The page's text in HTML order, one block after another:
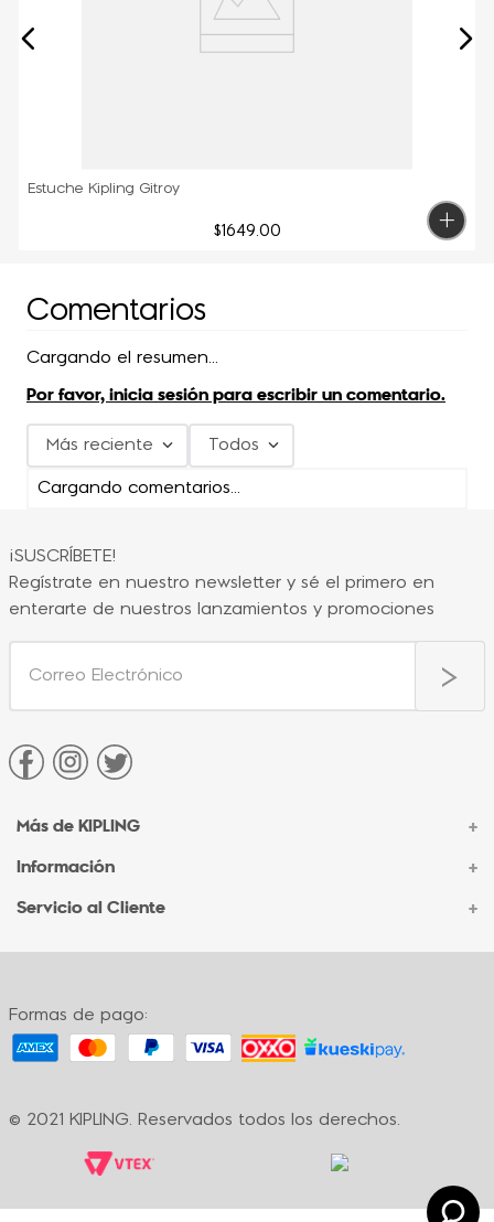
Estuche Kipling Gitroy
$1649.00
Comentarios
Cargando el resumen…
Por favor, inicia sesión para escribir un comentario.
Más reciente Todos
Cargando comentarios…
¡SUSCRÍBETE!
Regístrate en nuestro newsletter y sé el primero en
enterarte de nuestros lanzamientos y promociones
Más de KIPLING +
Acerca de Kipling
Sucursales
Información +
Contacto Corporativo
Formas de pago
Servicio al Cliente +
Contacto
Políticas de cambio
Términos y condiciones
Formas de pago:
© 2021 KIPLING. Reservados todos los derechos.